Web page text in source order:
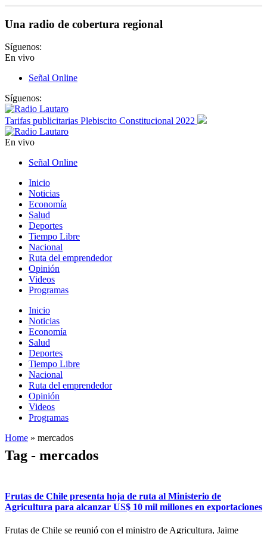
Una radio de cobertura regional
Síguenos:
En vivo
Señal Online
Síguenos:
Tarifas publicitarias Plebiscito Constitucional 2022
En vivo
Señal Online
Inicio
Noticias
Economía
Salud
Deportes
Tiempo Libre
Nacional
Ruta del emprendedor
Opinión
Videos
Programas
Inicio
Noticias
Economía
Salud
Deportes
Tiempo Libre
Nacional
Ruta del emprendedor
Opinión
Videos
Programas
Home » mercados
Tag - mercados
Frutas de Chile presenta hoja de ruta al Ministerio de
Agricultura para alcanzar US$ 10 mil millones en exportaciones
Frutas de Chile se reunió con el ministro de Agricultura, Jaime